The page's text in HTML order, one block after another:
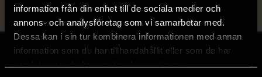
information från din enhet till de sociala medier och
annons- och analysföretag som vi samarbetar med.
Dessa kan i sin tur kombinera informationen med annan
information som du har tillhandahållit eller som de har